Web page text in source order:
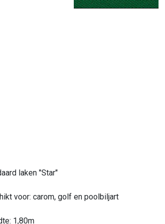
laken "Star"
voor: carom, golf en poolbiljart
1,80m